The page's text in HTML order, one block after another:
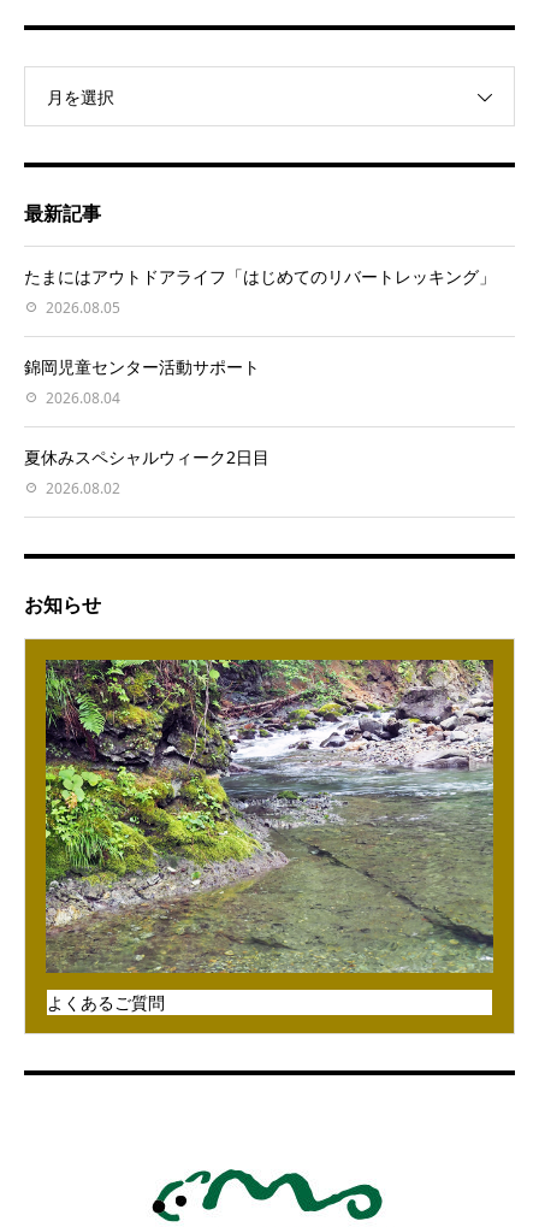
月を選択
最新記事
たまにはアウトドアライフ「はじめてのリバートレッキング」
2026.08.05
錦岡児童センター活動サポート
2026.08.04
夏休みスペシャルウィーク2日目
2026.08.02
お知らせ
よくあるご質問